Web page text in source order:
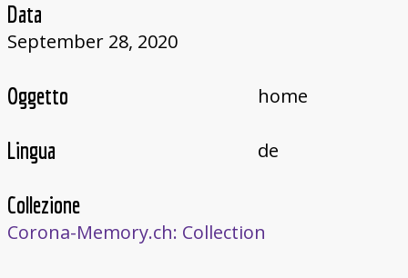
Data
September 28, 2020
Oggetto home
Lingua de
Collezione
Corona-Memory.ch: Collection